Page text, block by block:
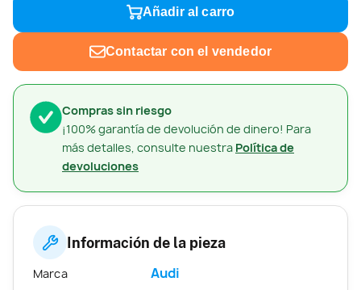
Compras sin riesgo
¡100% garantía de devolución de dinero! Para
más detalles, consulte nuestra Política de
devoluciones
Añadir al carro
Contactar con el vendedor
Información de la pieza
Marca Audi